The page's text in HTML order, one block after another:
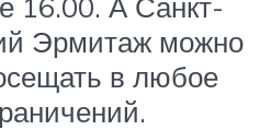
Эрмитаж можно
в любое